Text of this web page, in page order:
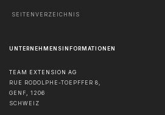
SEITENVERZEICHNIS
UNTERNEHMENSINFORMATIONEN
TEAM EXTENSION AG
RUE RODOLPHE-TOEPFFER 8,
GENF, 1206
SCHWEIZ